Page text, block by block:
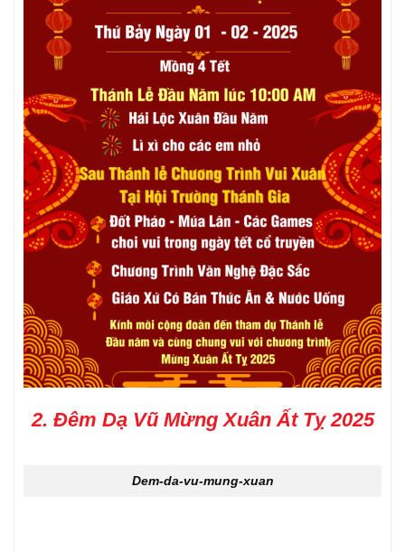
2. Đêm Dạ Vũ Mừng Xuân Ất Tỵ 2025
Dem-da-vu-mung-xuan